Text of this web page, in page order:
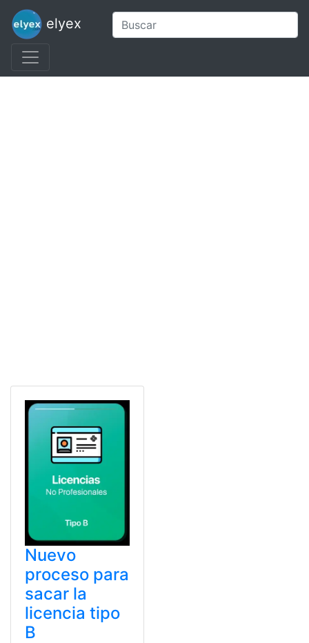
elyex
Nuevo
proceso para
sacar la
licencia tipo
B